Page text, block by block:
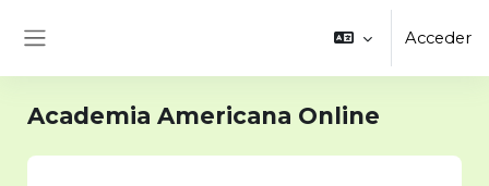
Acceder
Academia Americana Online